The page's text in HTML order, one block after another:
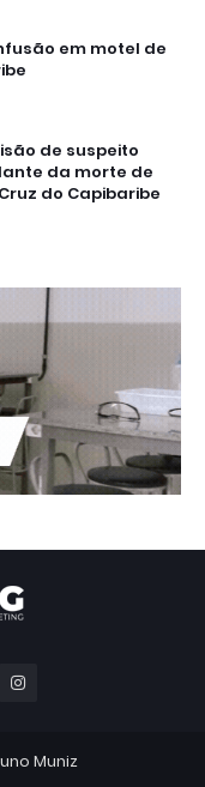
em motel de
de suspeito
da morte de
do Capibaribe
Muniz